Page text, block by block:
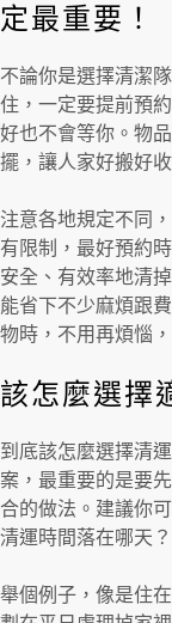
定最重要！
不論你是選擇清潔
住，一定要提前預
好也不會等你。物
擺，讓人家好搬好收
注意各地規定不同
有限制，最好預約
安全、有效率地清
能省下不少麻煩跟
物時，不用再煩惱
該怎麼選擇
到底該怎麼選擇清
案，最重要的是要
合的做法。建議你
清運時間落在哪天
舉個例子，像是住